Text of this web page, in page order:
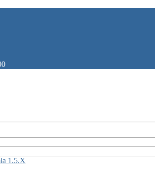
1.5.X